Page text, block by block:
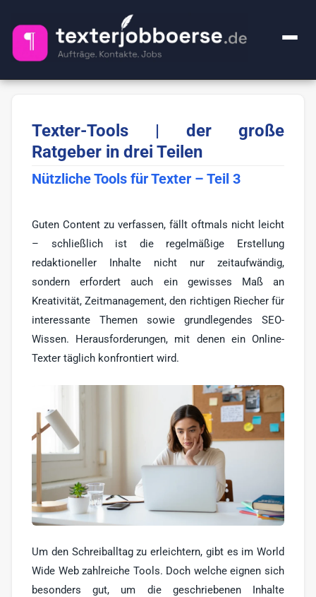
Kategorien
Alle Jobs
Premium
KI-Sachen
Werbe-Texter
Print-Texter
Impressum
Texter-Tools | der große
Ratgeber in drei Teilen
Nützliche Tools für Texter – Teil 3
Guten Content zu verfassen, fällt oftmals nicht leicht
– schließlich ist die regelmäßige Erstellung
redaktioneller Inhalte nicht nur zeitaufwändig,
sondern erfordert auch ein gewisses Maß an
Kreativität, Zeitmanagement, den richtigen Riecher für
interessante Themen sowie grundlegendes SEO-
Wissen. Herausforderungen, mit denen ein Online-
Texter täglich konfrontiert wird.
Um den Schreiballtag zu erleichtern, gibt es im World
Wide Web zahlreiche Tools. Doch welche eignen sich
besonders gut, um die geschriebenen Inhalte